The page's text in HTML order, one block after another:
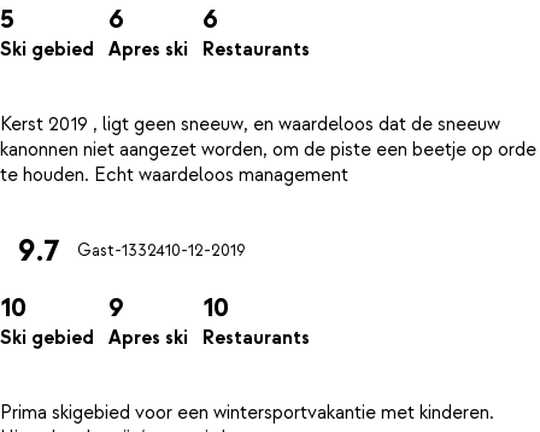
5
Ski gebied
6
Apres ski
6
Restaurants
Kerst 2019 , ligt geen sneeuw, en waardeloos dat de sneeuw
kanonnen niet aangezet worden, om de piste een beetje op orde
9.7 Gast-1332410-12-2019
10
Ski gebied
9
Apres ski
10
Restaurants
Prima skigebied voor een wintersportvakantie met kinderen.